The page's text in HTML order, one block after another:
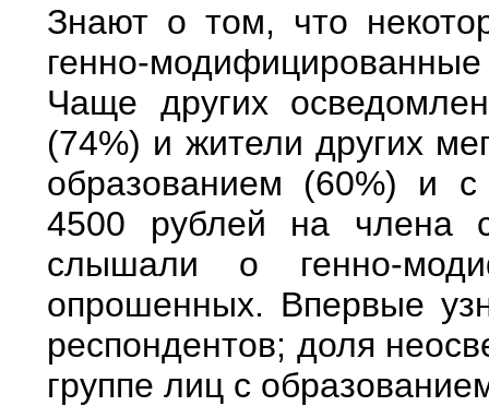
Знают о том, что
генно-
Чаще других
(74%) и жители других
образованием (60%) и с
4500 рублей на члена
слышали о генно-
опрошенных. Впервые
респондентов; доля
группе лиц с